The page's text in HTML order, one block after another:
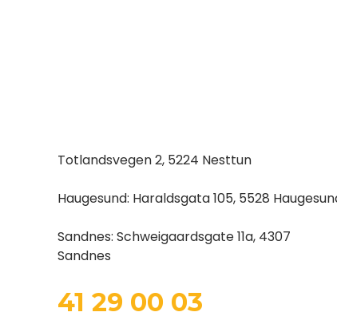
Totlandsvegen 2, 5224 Nesttun
Haugesund: Haraldsgata 105, 5528
Sandnes: Schweigaardsgate 11a, 4307
Sandnes
41 29 00 03